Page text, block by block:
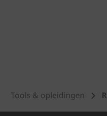
Tools & opleidingen